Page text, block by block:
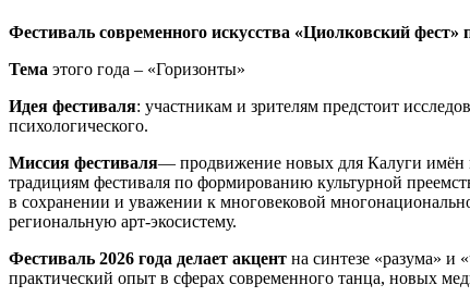
Фестиваль современного искусства «Циолковский
Тема этого года – «Горизонты»
Идея фестиваля: участникам и зрителям предстоит
психологического.
Миссия фестиваля— продвижение новых для Калуги имён
традициям фестиваля по формированию культурной
в сохранении и уважении к многовековой
региональную арт-экосистему.
Фестиваль 2026 года делает акцент на синтезе «разума» и
практический опыт в сферах современного танца, новых